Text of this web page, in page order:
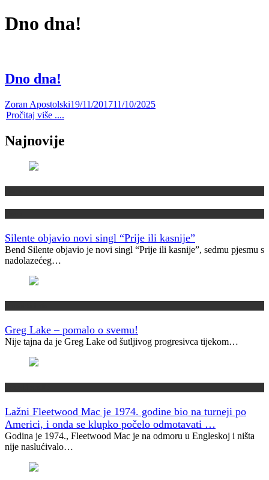
Dno dna!
Dno dna!
Zoran Apostolski19/11/201711/10/2025
Pročitaj više ....
Najnovije
Silente objavio novi singl “Prije ili kasnije”
Bend Silente objavio je novi singl “Prije ili kasnije”, sedmu pjesmu s
nadolazećeg…
Greg Lake – pomalo o svemu!
Nije tajna da je Greg Lake od šutljivog progresivca tijekom…
Lažni Fleetwood Mac je 1974. godine bio na turneji po
Americi, i onda se klupko počelo odmotavati …
Godina je 1974., Fleetwood Mac je na odmoru u Engleskoj i ništa
nije naslućivalo…